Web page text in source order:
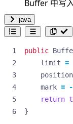
Buffer 中写
java
public
limit =
position
mark = -
return
}